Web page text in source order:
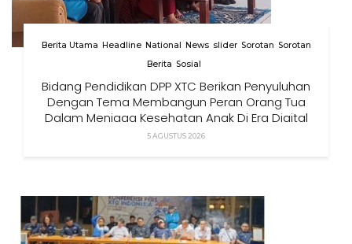
Berita Utama Headline National News slider Sorotan Sorotan
Berita Sosial
Bidang Pendidikan DPP XTC Berikan Penyuluhan
Dengan Tema Membangun Peran Orang Tua
Dalam Menjaga Kesehatan Anak Di Era Digital
5 AGUSTUS 2026